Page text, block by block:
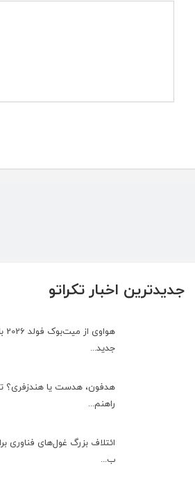
جدیدترین اخبار تکراتو
جدید...
هدفون، هدست یا هندزفری؟
راهنم...
ائتلاف بزرگ غول‌های فناوری
ب...